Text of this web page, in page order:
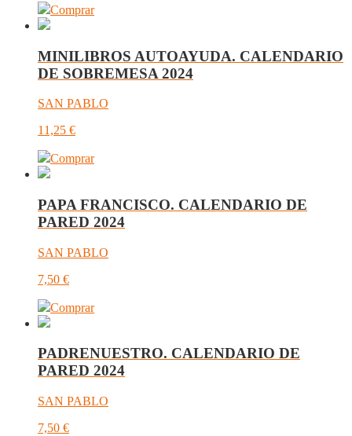
Comprar
MINILIBROS AUTOAYUDA. CALENDARIO
DE SOBREMESA 2024
SAN PABLO
11,25 €
Comprar
PAPA FRANCISCO. CALENDARIO DE
PARED 2024
SAN PABLO
7,50 €
Comprar
PADRENUESTRO. CALENDARIO DE
PARED 2024
SAN PABLO
7,50 €